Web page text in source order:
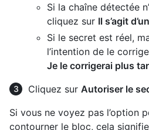
Si la chaîne détectée
cliquez sur Il s’agit
Si le secret est réel,
l’intention de le
Je le corrigerai plus
Cliquez sur Autoriser le
Si vous ne voyez pas l’option
contourner le bloc, cela